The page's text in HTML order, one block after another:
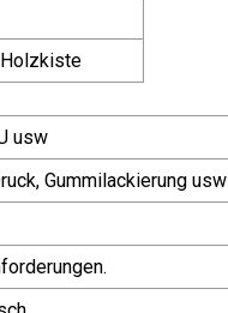
usw
Gummilackierung usw